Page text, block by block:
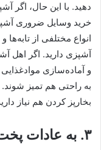
دهید. با این حال، اگر
خرید وسایل ضروری
انواع مختلفی از تابه‌ها
آشپزی دارید. اگر اهل
و آماده‌سازی موادغذایی
به راحتی هم تمیز شوند.
بخارپز کردن هم نیاز
۳. به عادات پخت‌وپز خود توجه کنید